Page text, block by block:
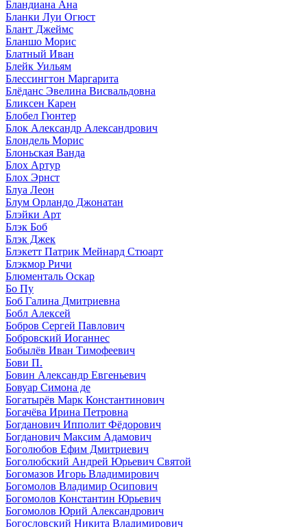
Бландиана Ана
Бланки Луи Огюст
Блант Джеймс
Бланшо Морис
Блатный Иван
Блейк Уильям
Блессингтон Маргарита
Блёданс Эвелина Висвальдовна
Бликсен Карен
Блобел Гюнтер
Блок Александр Александрович
Блондель Морис
Блоньская Ванда
Блох Артур
Блох Эрнст
Блуа Леон
Блум Орландо Джонатан
Блэйки Арт
Блэк Боб
Блэк Джек
Блэкетт Патрик Мейнард Стюарт
Блэкмор Ричи
Блюменталь Оскар
Бо Пу
Боб Галина Дмитриевна
Бобл Алексей
Бобров Сергей Павлович
Бобровский Иоганнес
Бобылёв Иван Тимофеевич
Бови П.
Бовин Александр Евгеньевич
Бовуар Симона де
Богатырёв Марк Константинович
Богачёва Ирина Петровна
Богданович Ипполит Фёдорович
Богданович Максим Адамович
Боголюбов Ефим Дмитриевич
Боголюбский Андрей Юрьевич Святой
Богомазов Игорь Владимирович
Богомолов Владимир Осипович
Богомолов Константин Юрьевич
Богомолов Юрий Александрович
Богословский Никита Владимирович